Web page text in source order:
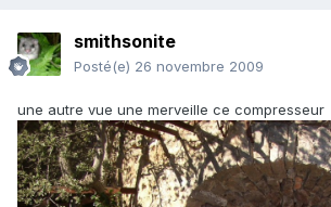
smithsonite
Posté(e) 26 novembre 2009
une autre vue une merveille ce compresseur